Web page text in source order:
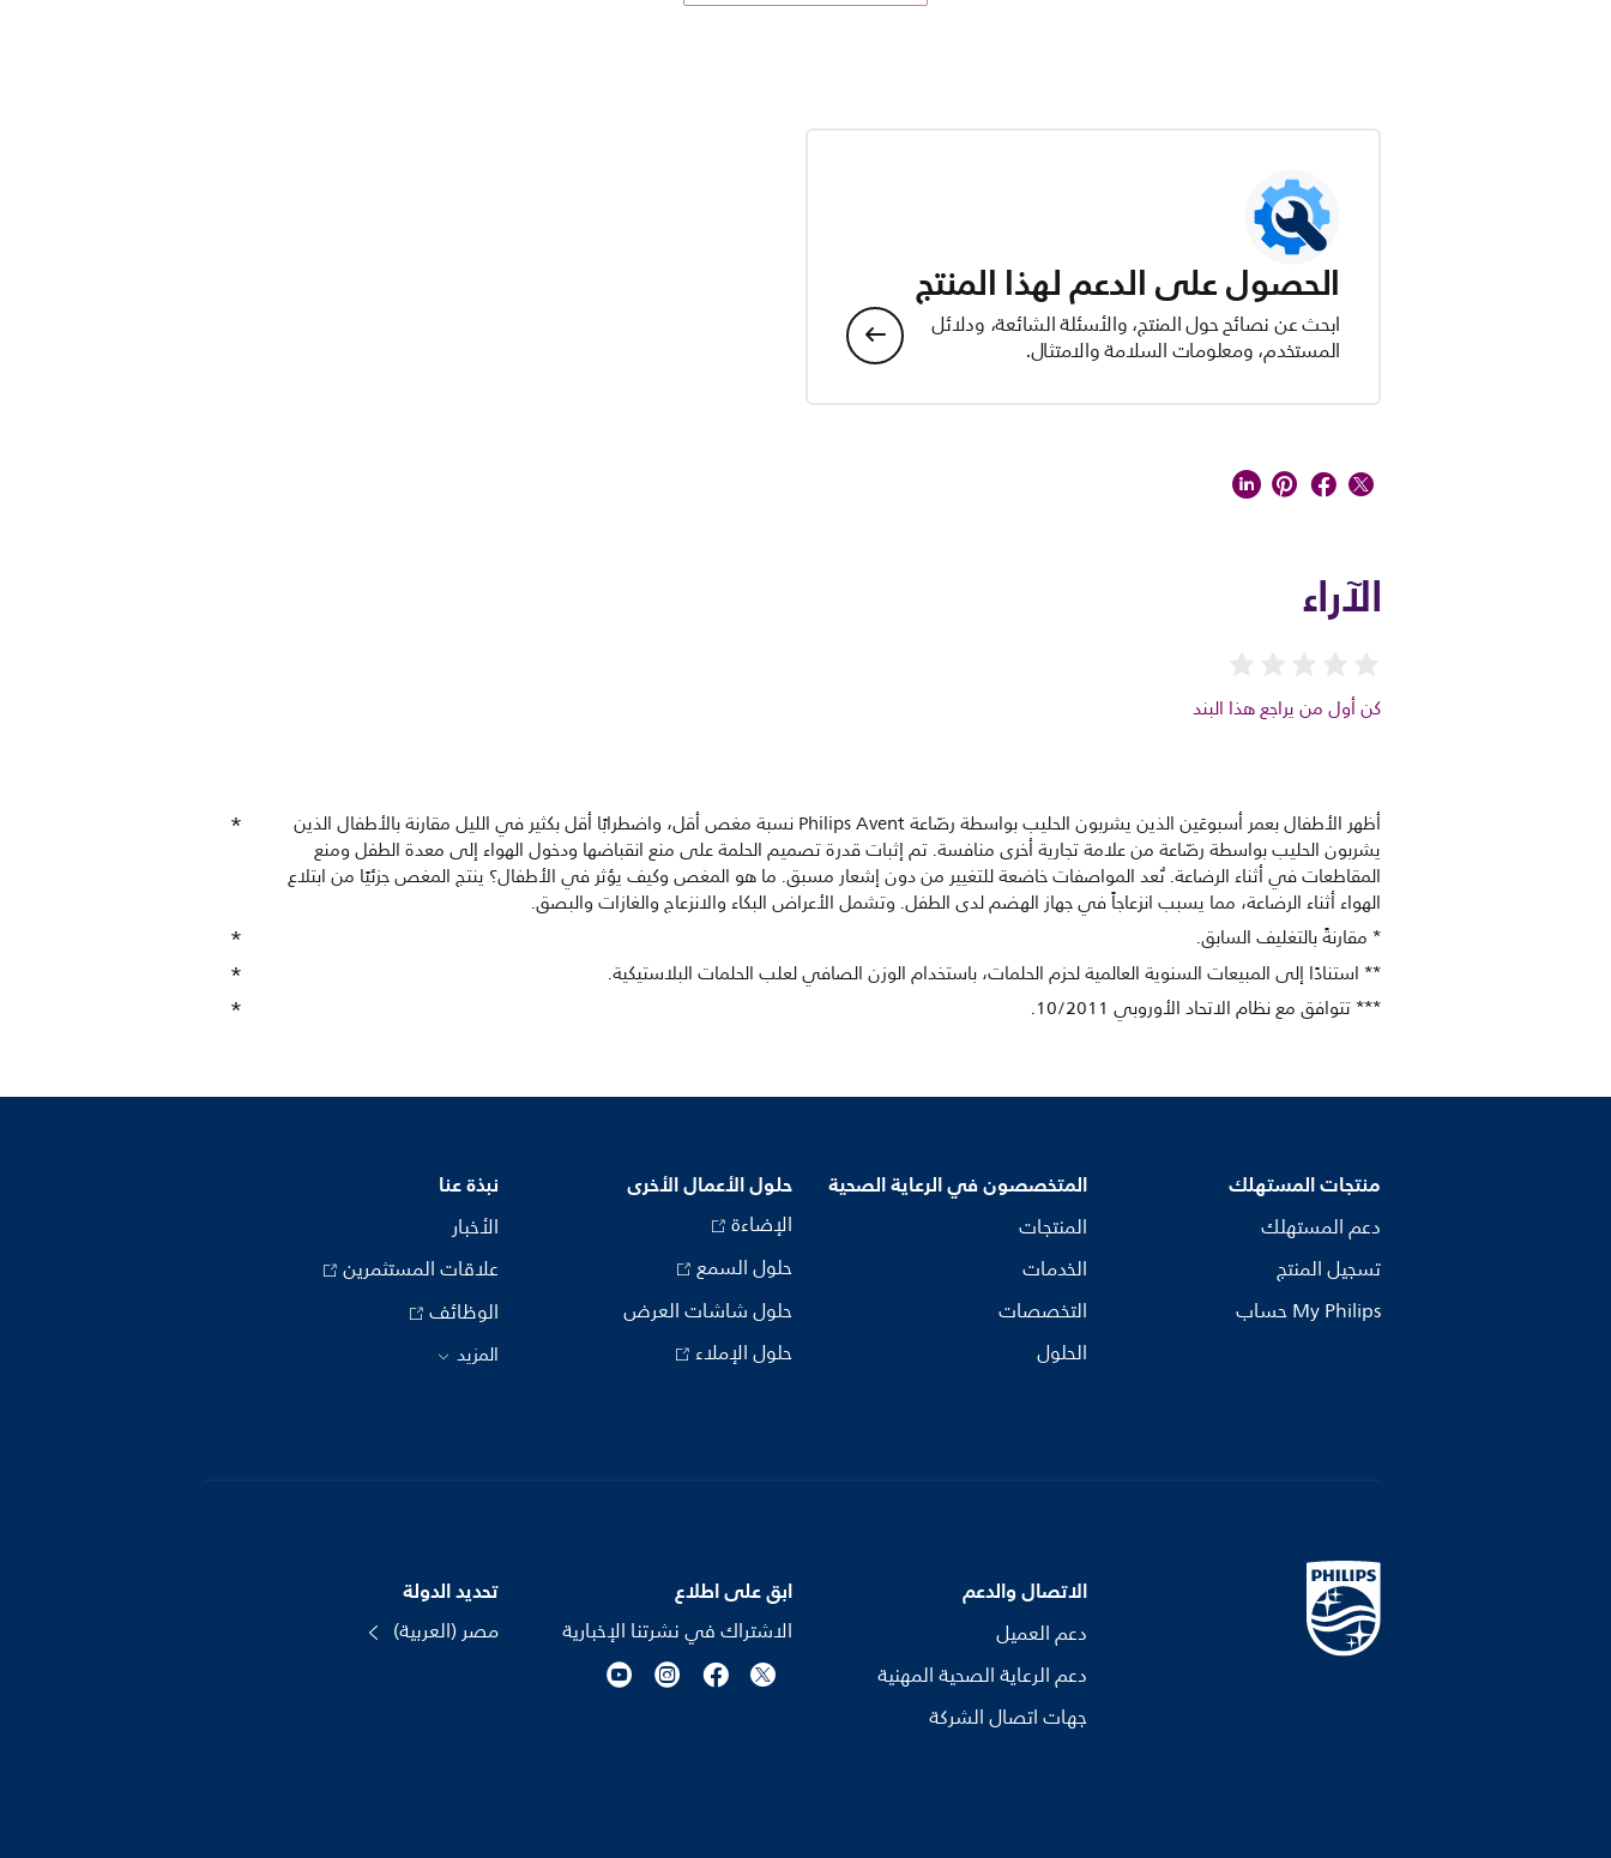
الحصول على الدعم لهذا المنتج
ابحث عن نصائح حول المنتج، والأسئلة الشائعة، ودلائل
المستخدم، ومعلومات السلامة والامتثال.
الآراء
كن أول من يراجع هذا البند
أظهر الأطفال بعمر أسبوعَين الذين يشربون الحليب بواسطة رضّاعة Philips Avent نسبة مغص أقل، واضطرابًا أقل بكثير في الليل مقارنة بالأطفال الذين
يشربون الحليب بواسطة رضّاعة من علامة تجارية أخرى منافسة. تم إثبات قدرة تصميم الحلمة على منع انقباضها ودخول الهواء إلى معدة الطفل ومنع
المقاطعات في أثناء الرضاعة. تُعد المواصفات خاضعة للتغيير من دون إشعار مسبق. ما هو المغص وكيف يؤثر في الأطفال؟ ينتج المغص جزئيًا من ابتلاع
الهواء أثناء الرضاعة، مما يسبب انزعاجاً في جهاز الهضم لدى الطفل. وتشمل الأعراض البكاء والانزعاج والغازات والبصق.
* مقارنةً بالتغليف السابق.
** استنادًا إلى المبيعات السنوية العالمية لحزم الحلمات، باستخدام الوزن الصافي لعلب الحلمات البلاستيكية.
*** تتوافق مع نظام الاتحاد الأوروبي 10/2011.
منتجات المستهلك
دعم المستهلك
تسجيل المنتج
My Philips حساب
المتخصصون في الرعاية الصحية
المنتجات
الخدمات
التخصصات
الحلول
حلول الأعمال الأخرى
الإضاءة
حلول السمع
حلول شاشات العرض
حلول الإملاء
نبذة عنا
الأخبار
علاقات المستثمرين
الوظائف
المزيد
الاتصال والدعم
دعم العميل
دعم الرعاية الصحية المهنية
جهات اتصال الشركة
ابق على اطلاع
الاشتراك في نشرتنا الإخبارية
تحديد الدولة
مصر (العربية)